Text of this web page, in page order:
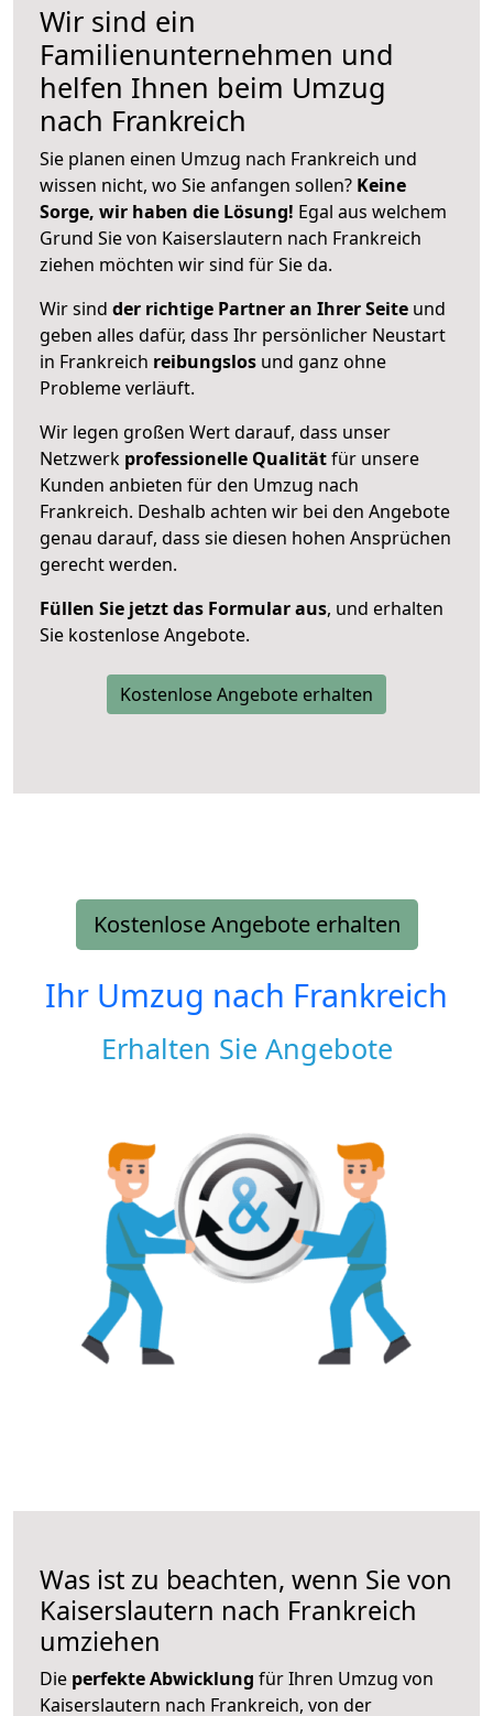
Wir sind ein
Familienunternehmen und
helfen Ihnen beim Umzug
nach Frankreich
Sie planen einen Umzug nach Frankreich und
wissen nicht, wo Sie anfangen sollen? Keine
Sorge, wir haben die Lösung! Egal aus welchem
Grund Sie von Kaiserslautern nach Frankreich
ziehen möchten wir sind für Sie da.
Wir sind der richtige Partner an Ihrer Seite und
geben alles dafür, dass Ihr persönlicher Neustart
in Frankreich reibungslos und ganz ohne
Probleme verläuft.
Wir legen großen Wert darauf, dass unser
Netzwerk professionelle Qualitätfür unsere
Kunden anbieten für den Umzug nach
Frankreich. Deshalb achten wir bei den Angebote
genau darauf, dass sie diesen hohen Ansprüchen
gerecht werden.
Füllen Sie jetzt das Formular aus, und erhalten
Sie kostenlose Angebote.
Kostenlose Angebote erhalten
Kostenlose Angebote erhalten
Ihr Umzug nach Frankreich
Erhalten Sie Angebote
Was ist zu beachten, wenn Sie von
Kaiserslautern nach Frankreich
umziehen
Die perfekte Abwicklung für Ihren Umzug von
Kaiserslautern nach Frankreich, von der